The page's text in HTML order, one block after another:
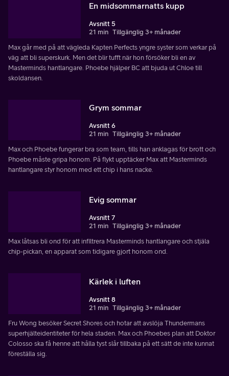
En midsommarnatts kupp
Avsnitt 5
21 min Tillgänglig 3+ månader
Max går med på att vägleda Kapten Perfects yngre syster som verkar på
väg att bli superskurk. Men det blir tufft när hon försöker bli en av
Masterminds hantlangare. Phoebe hjälper BC att bjuda ut Chloe till
skoldansen.
Grym sommar
Avsnitt 6
21 min Tillgänglig 3+ månader
Max och Phoebe fungerar bra som team, tills han anklagas för brott och
Phoebe måste gripa honom. På flykt upptäcker Max att Masterminds
hantlangare styr honom med ett chip i hans nacke.
Evig sommar
Avsnitt 7
21 min Tillgänglig 3+ månader
Max låtsas bli ond för att infiltrera Masterminds hantlangare och stjäla
chip-pickan, en apparat som tidigare gjort honom ond.
Kärlek i luften
Avsnitt 8
21 min Tillgänglig 3+ månader
Fru Wong besöker Secret Shores och hotar att avslöja Thundermans
superhjälteidentiteter för hela staden. Max och Phoebes plan att Doktor
Colosso ska få henne att hålla tyst slår tillbaka på ett sätt de inte kunnat
föreställa sig.